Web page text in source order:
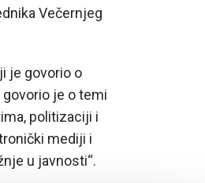
Večernjeg
je govorio o
govorio je o temi
politizaciji i
mediji i
u javnosti“.